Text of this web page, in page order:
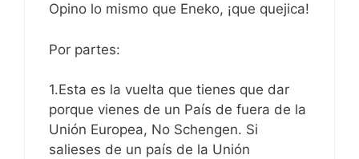
Opino lo mismo que Eneko, ¡que quejica!
Por partes:
1.Esta es la vuelta que tienes que dar
porque vienes de un País de fuera de la
Unión Europea, No Schengen. Si
salieses de un país de la Unión